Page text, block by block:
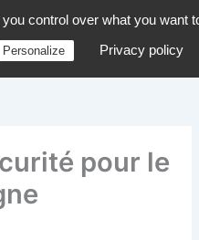
pour le
control over what you want
Personalize Privacy policy